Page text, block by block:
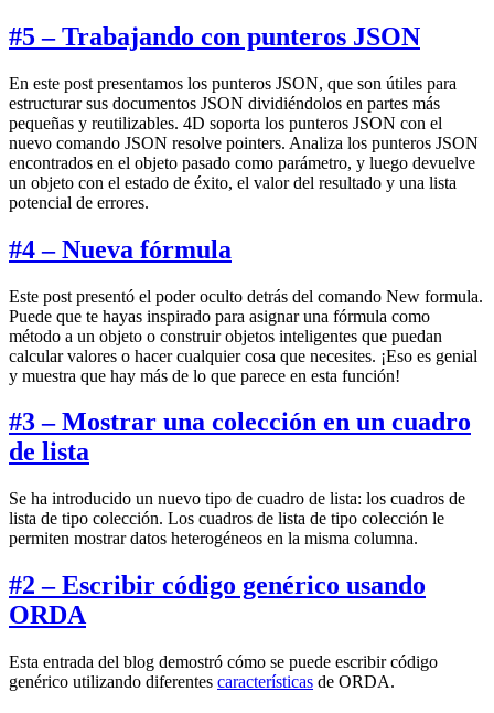
#5 – Trabajando con punteros JSON
En este post presentamos los punteros JSON, que son útiles para
estructurar sus documentos JSON dividiéndolos en partes más
pequeñas y reutilizables. 4D soporta los punteros JSON con el
nuevo comando JSON resolve pointers. Analiza los punteros JSON
encontrados en el objeto pasado como parámetro, y luego devuelve
un objeto con el estado de éxito, el valor del resultado y una lista
potencial de errores.
#4 – Nueva fórmula
Este post presentó el poder oculto detrás del comando New formula.
Puede que te hayas inspirado para asignar una fórmula como
método a un objeto o construir objetos inteligentes que puedan
calcular valores o hacer cualquier cosa que necesites. ¡Eso es genial
y muestra que hay más de lo que parece en esta función!
#3 – Mostrar una colección en un cuadro
de lista
Se ha introducido un nuevo tipo de cuadro de lista: los cuadros de
lista de tipo colección. Los cuadros de lista de tipo colección le
permiten mostrar datos heterogéneos en la misma columna.
#2 – Escribir código genérico usando
ORDA
Esta entrada del blog demostró cómo se puede escribir código
genérico utilizando diferentes características de ORDA.